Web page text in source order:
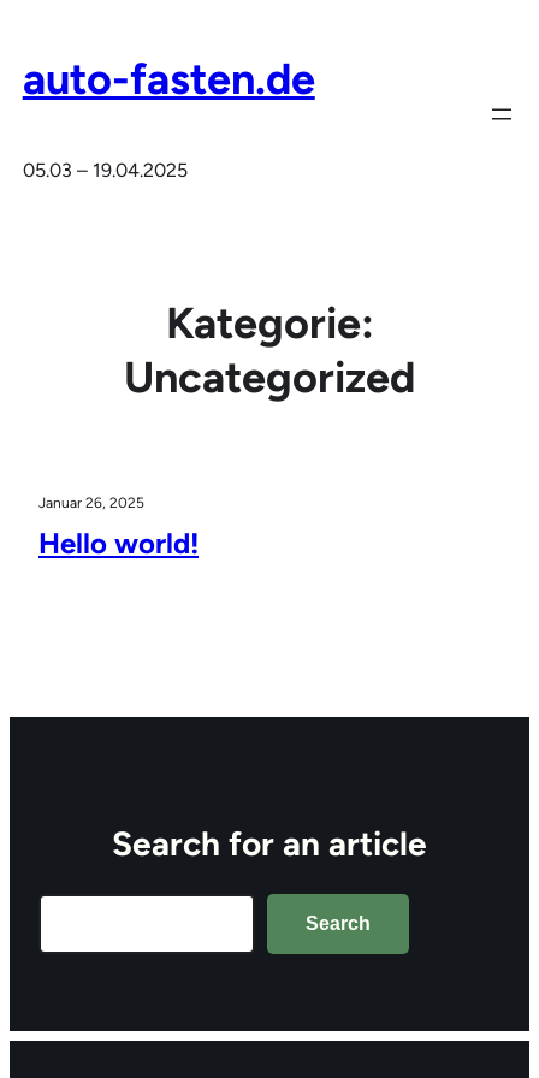
springen
auto-fasten.de
05.03 – 19.04.2025
Kategorie:
Uncategorized
Januar 26, 2025
Hello world!
Search for an article
Search